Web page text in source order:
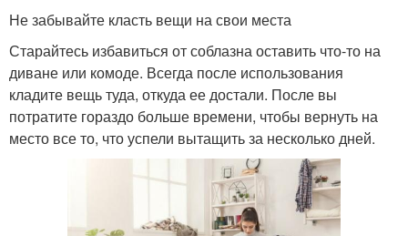
Не забывайте класть вещи на свои места
Старайтесь избавиться от соблазна оставить что-то на
диване или комоде. Всегда после использования
кладите вещь туда, откуда ее достали. После вы
потратите гораздо больше времени, чтобы вернуть на
место все то, что успели вытащить за несколько дней.